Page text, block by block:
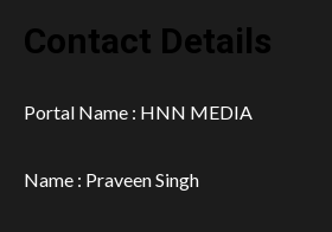
Contact Details
Portal Name : HNN MEDIA
Name : Praveen Singh